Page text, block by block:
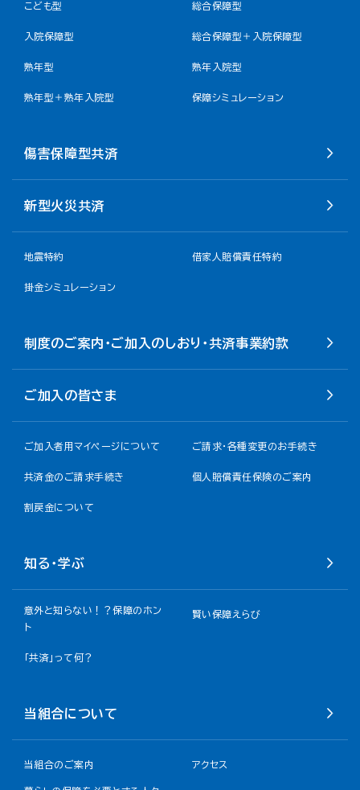
こども型 総合保障型
入院保障型 総合保障型＋入院保障型
熟年型 熟年入院型
熟年型＋熟年入院型 保障シミュレーション
傷害保障型共済
新型火災共済
地震特約 借家人賠償責任特約
掛金シミュレーション
制度のご案内・ご加入のしおり・共済事業約款
ご加入の皆さま
ご加入者用マイページについて ご請求・各種変更のお手続き
共済金のご請求手続き 個人賠償責任保険のご案内
割戻金について​
知る・学ぶ
意外と知らない！？保障のホン
ト
賢い保障えらび
「共済」って何？
当組合について
当組合のご案内 アクセス